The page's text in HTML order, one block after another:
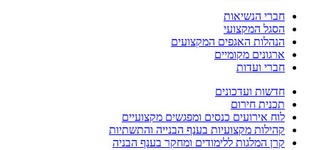
חברי הנשיאות
הסגל המקצועי
הנהלות האגפים המקצועים
ארגונים מקומיים
חברי ועדות
חדשות ועדכונים
תכנית חירום
לוח אירועים כנסים ומפגשים מקצועיים
קהילות מקצועיות בענף הבנייה והתשתיות
קרן המלגות ללימודים ומחקר בענף הבניה